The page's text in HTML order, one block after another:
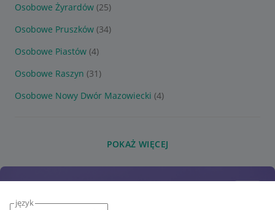
język
Osobowe Żyrardów (25)
Osobowe Pruszków (34)
Osobowe Piastów (4)
Osobowe Raszyn (31)
Osobowe Nowy Dwór Mazowiecki (4)
POKAŻ WIĘCEJ